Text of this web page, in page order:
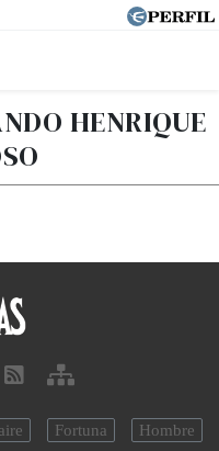
HENRIQUE
Fortuna
Hombre